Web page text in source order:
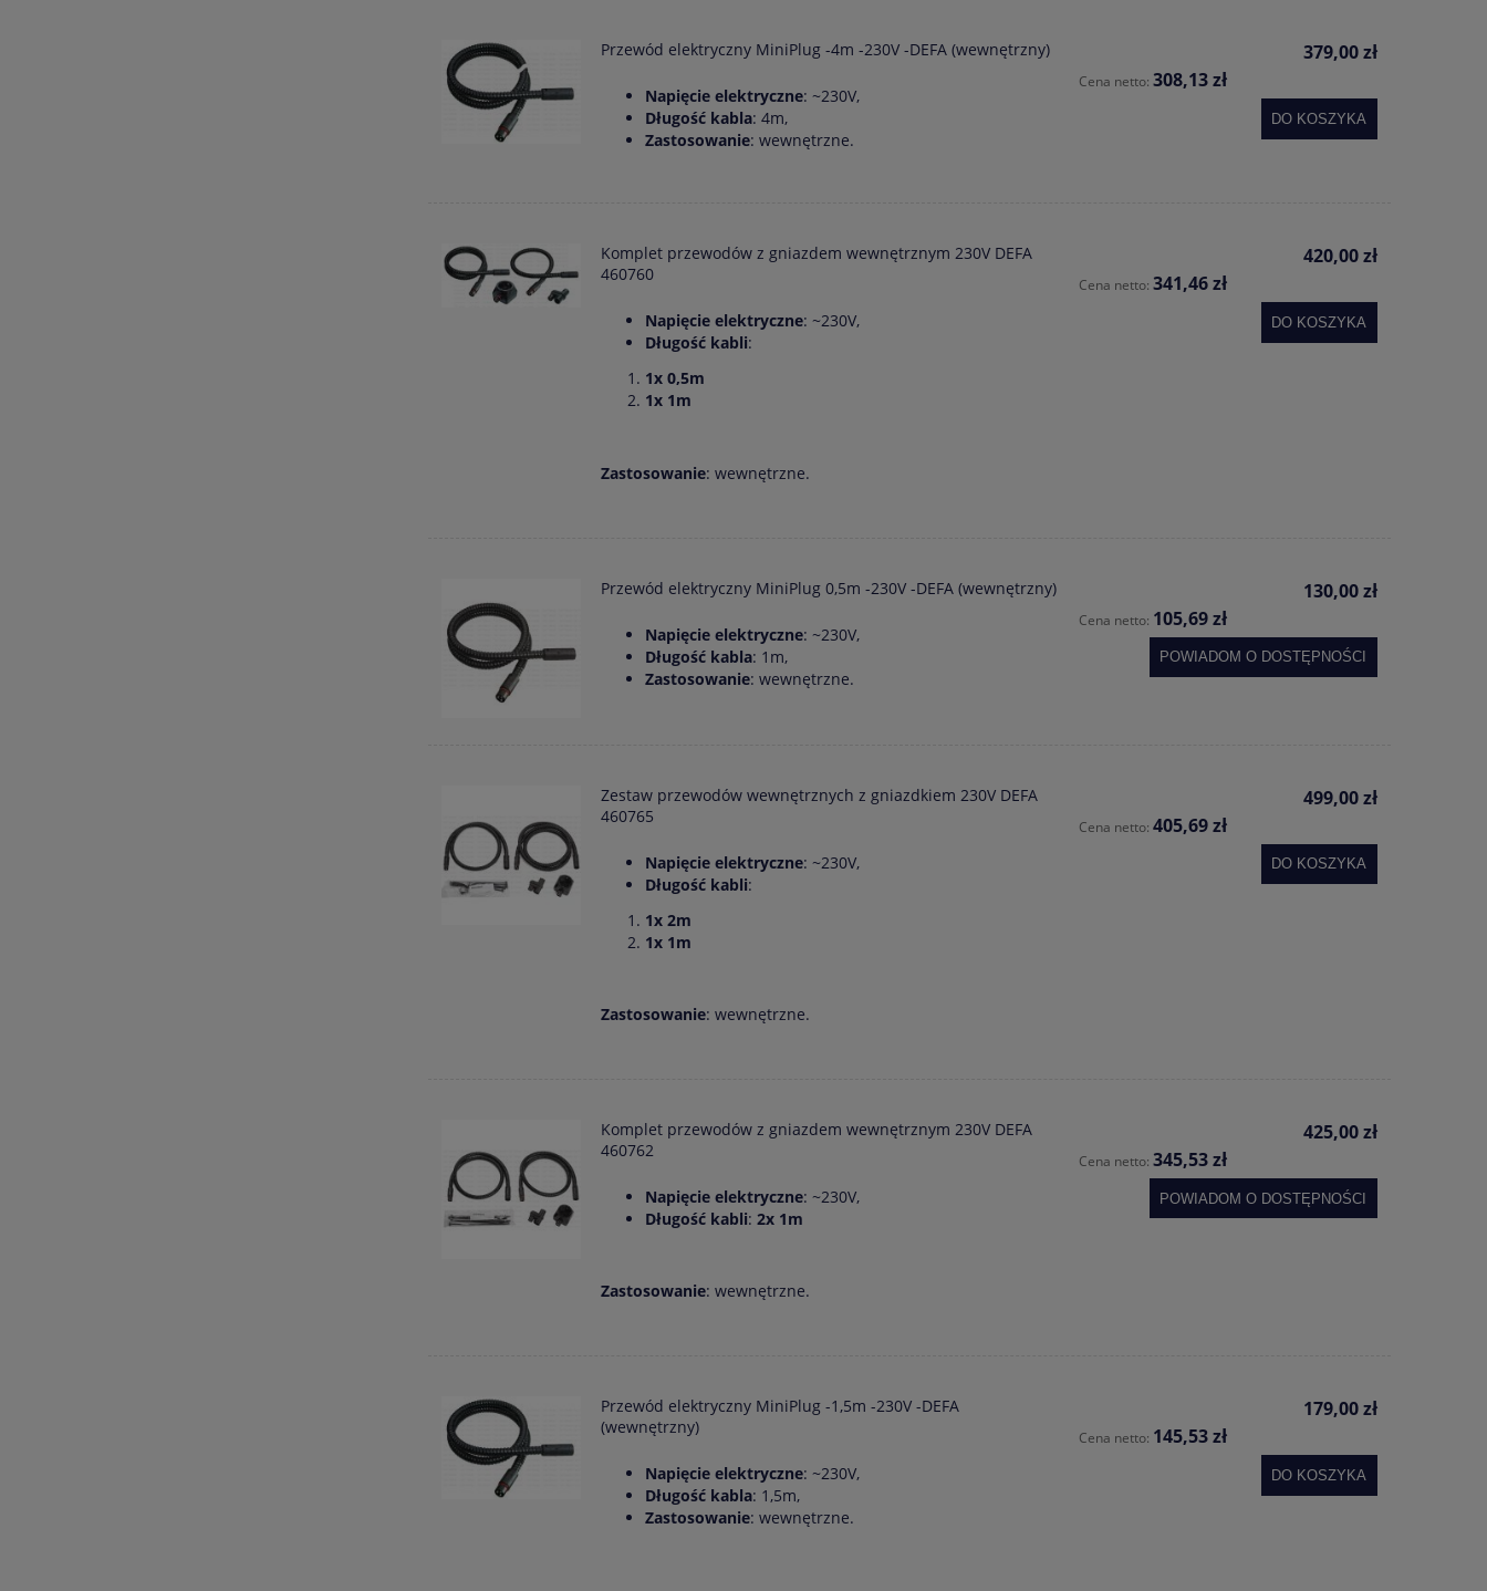
Przewód elektryczny MiniPlug -4m -230V -DEFA (wewnętrzny)
Napięcie elektryczne: ~230V,
Długość kabla: 4m,
Zastosowanie: wewnętrzne.
379,00 zł
Cena netto: 308,13 zł
DO KOSZYKA
Komplet przewodów z gniazdem wewnętrznym 230V DEFA
460760
Napięcie elektryczne: ~230V,
Długość kabli:
1x 0,5m
1x 1m
Zastosowanie: wewnętrzne.
420,00 zł
Cena netto: 341,46 zł
DO KOSZYKA
Przewód elektryczny MiniPlug 0,5m -230V -DEFA (wewnętrzny)
Napięcie elektryczne: ~230V,
Długość kabla: 1m,
Zastosowanie: wewnętrzne.
130,00 zł
Cena netto: 105,69 zł
POWIADOM O DOSTĘPNOŚCI
Zestaw przewodów wewnętrznych z gniazdkiem 230V DEFA
460765
Napięcie elektryczne: ~230V,
Długość kabli:
1x 2m
1x 1m
Zastosowanie: wewnętrzne.
499,00 zł
Cena netto: 405,69 zł
DO KOSZYKA
Komplet przewodów z gniazdem wewnętrznym 230V DEFA
460762
Napięcie elektryczne: ~230V,
Długość kabli: 2x 1m
Zastosowanie: wewnętrzne.
425,00 zł
Cena netto: 345,53 zł
POWIADOM O DOSTĘPNOŚCI
Przewód elektryczny MiniPlug -1,5m -230V -DEFA
(wewnętrzny)
Napięcie elektryczne: ~230V,
Długość kabla: 1,5m,
Zastosowanie: wewnętrzne.
179,00 zł
Cena netto: 145,53 zł
DO KOSZYKA